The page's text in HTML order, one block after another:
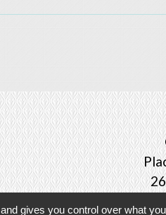
gives you control over what